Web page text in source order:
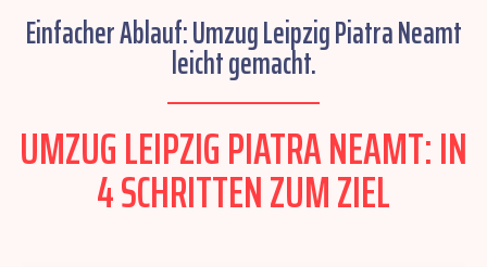
Einfacher Ablauf: Umzug Leipzig Piatra Neamt
leicht gemacht.
UMZUG LEIPZIG PIATRA NEAMT: IN
4 SCHRITTEN ZUM ZIEL